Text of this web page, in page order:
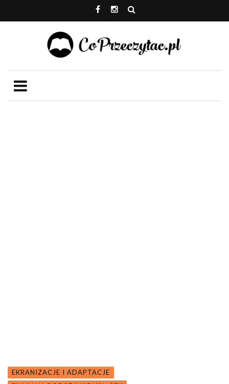
EKRANIZACJE I ADAPTACJE